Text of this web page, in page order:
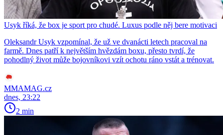
Usyk říká, že box je sport pro chudé. Luxus podle něj bere motivaci
Oleksandr Usyk vzpomínal, že už ve dvanácti letech pracoval na
farmě. Dnes patří k největším hvězdám boxu, přesto tvrdí, že
pohodlný život může bojovníkovi vzít ochotu ráno vstát a trénovat.
MMAMAG.cz
dnes, 23:22
2 min